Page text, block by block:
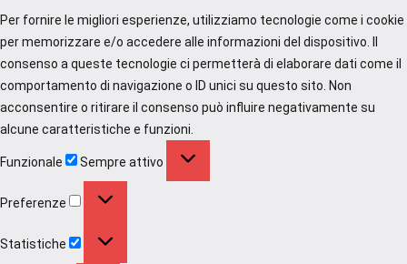
Per fornire le migliori esperienze, utilizziamo tecnologie come i cookie
per memorizzare e/o accedere alle informazioni del dispositivo. Il
consenso a queste tecnologie ci permetterà di elaborare dati come il
comportamento di navigazione o ID unici su questo sito. Non
acconsentire o ritirare il consenso può influire negativamente su
alcune caratteristiche e funzioni.
Funzionale Sempre attivo
Preferenze
Statistiche